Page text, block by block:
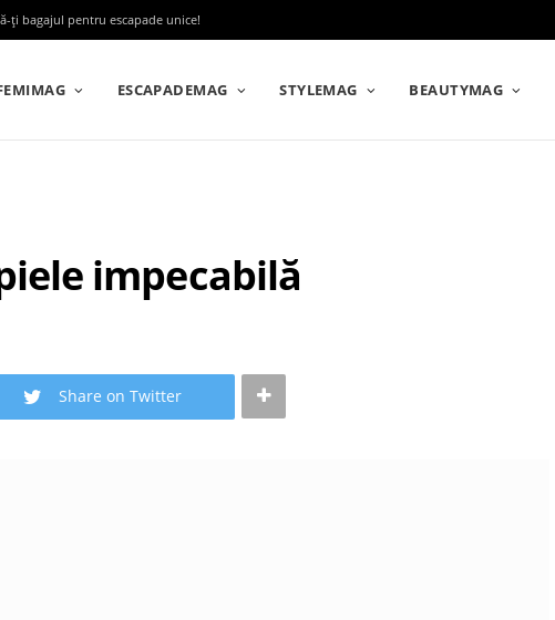
ți bagajul pentru escapade unice!
ESCAPADEMAG STYLEMAG BEAUTYMAG
impecabilă
Share on Twitter